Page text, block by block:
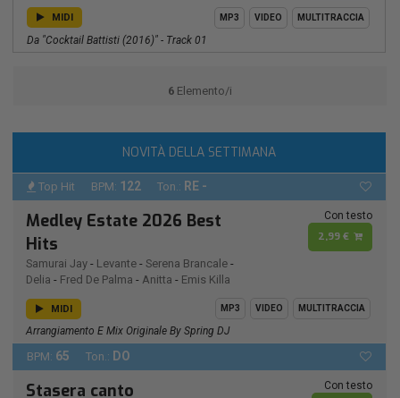
MIDI MP3 VIDEO MULTITRACCIA
Da "Cocktail Battisti (2016)" - Track 01
6 Elemento/i
NOVITÀ DELLA SETTIMANA
Top Hit BPM: 122 Ton.: RE -
Medley Estate 2026 Best
Hits
Samurai Jay - Levante - Serena Brancale -
Delia - Fred De Palma - Anitta - Emis Killa
Con testo
2,99 €
MIDI MP3 VIDEO MULTITRACCIA
Arrangiamento E Mix Originale By Spring DJ
BPM: 65 Ton.: DO
Stasera canto Con testo